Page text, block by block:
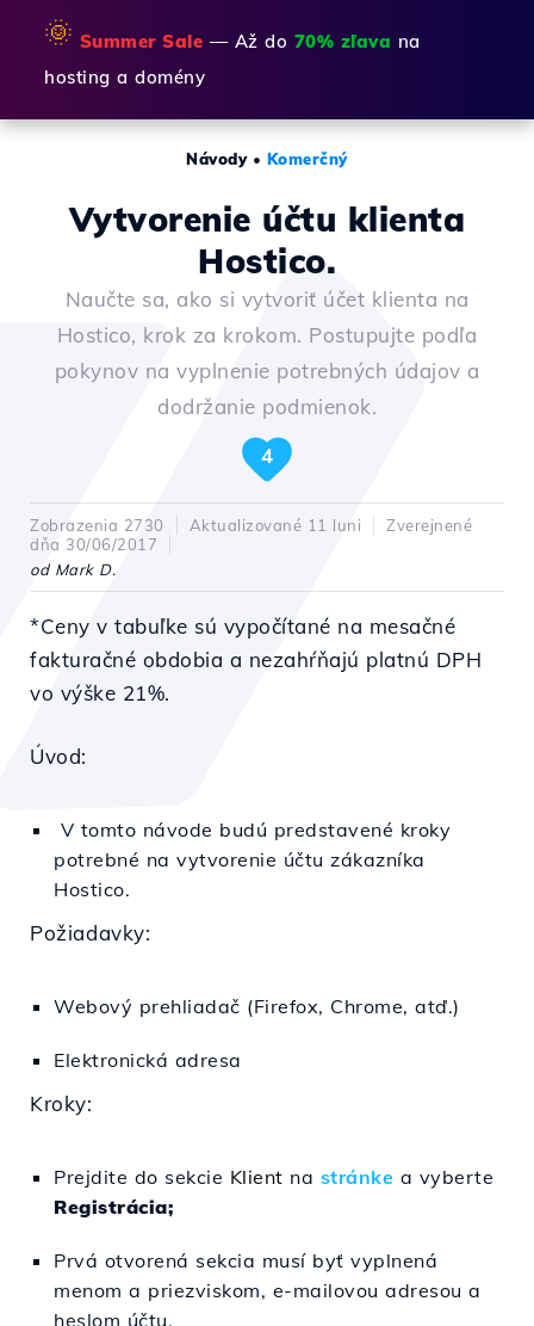
🌞 Summer Sale — Až do 70% zľava na
hosting a domény
Návody• Komerčný
Vytvorenie účtu klienta
Hostico.
Naučte sa, ako si vytvoriť účet klienta na
Hostico, krok za krokom. Postupujte podľa
pokynov na vyplnenie potrebných údajov a
dodržanie podmienok.
4
Zobrazenia 2730 Aktualizované 11 luni
Zverejnené
dňa 30/06/2017
od Mark D.
*Ceny v tabuľke sú vypočítané na mesačné
fakturačné obdobia a nezahŕňajú platnú DPH
vo výške 21%.
Úvod:
V tomto návode budú predstavené kroky
potrebné na vytvorenie účtu zákazníka
Hostico.
Požiadavky:
Webový prehliadač (Firefox, Chrome, atď.)
Elektronická adresa
Kroky:
Prejdite do sekcie Klient na stránke a vyberte
Registrácia;
Prvá otvorená sekcia musí byť vyplnená
menom a priezviskom, e-mailovou adresou a
heslom účtu.